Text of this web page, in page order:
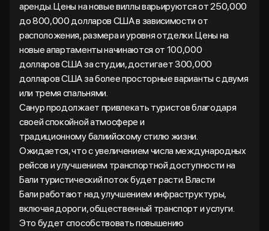
аренды. Цены на новые виллы варьируются от 250,000
до 800,000 долларов США в зависимости от
расположения, размера и уровня отделки. Цены на
новые апартаменты начинаются от 100,000
долларов США за студии, достигает 300,000
долларов США за более просторные варианты с двумя
или тремя спальнями.
Санур продолжает привлекать туристов благодаря
своей спокойной атмосфере и
традиционному балиийскому стилю жизни.
Ожидается, что с увеличением числа международных
рейсов и улучшением транспортной доступности на
Бали туристический поток будет расти. Власти
Бали работают над улучшением инфраструктуры,
включая дороги, общественный транспорт и услуги.
Это будет способствовать повышению